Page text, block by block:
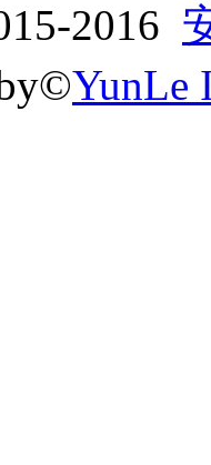
2016
YunLe